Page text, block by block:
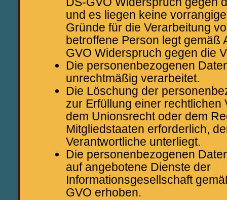
und es liegen keine
Gründe für die Verarbeitung
betroffene Person legt gemäß
GVO Widerspruch gegen die
Die personenbezogenen
unrechtmäßig verarbeitet.
Die Löschung der
zur Erfüllung einer rechtlichen
dem Unionsrecht oder dem
Mitgliedstaaten erforderlich,
Verantwortliche unterliegt.
Die personenbezogenen
auf angebotene Dienste der
Informationsgesellschaft
GVO erhoben.